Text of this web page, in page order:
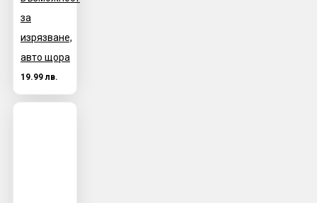
за
изрязване,
авто щора
19.99 лв.